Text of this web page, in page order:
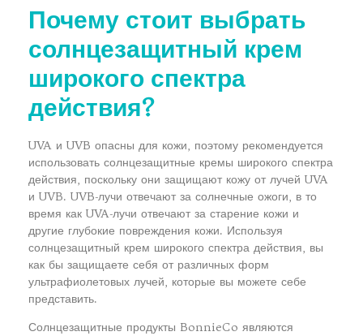
Почему стоит выбрать
солнцезащитный крем
широкого спектра
действия?
UVA и UVB опасны для кожи, поэтому рекомендуется
использовать солнцезащитные кремы широкого спектра
действия, поскольку они защищают кожу от лучей UVA
и UVB. UVB-лучи отвечают за солнечные ожоги, в то
время как UVA-лучи отвечают за старение кожи и
другие глубокие повреждения кожи. Используя
солнцезащитный крем широкого спектра действия, вы
как бы защищаете себя от различных форм
ультрафиолетовых лучей, которые вы можете себе
представить.
Солнцезащитные продукты BonnieCo являются